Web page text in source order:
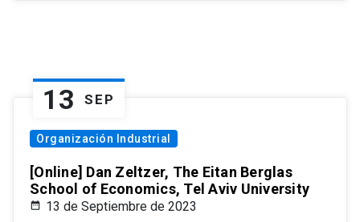
13 SEP
Organización Industrial
[Online] Dan Zeltzer, The Eitan Berglas
School of Economics, Tel Aviv University
13 de Septiembre de 2023